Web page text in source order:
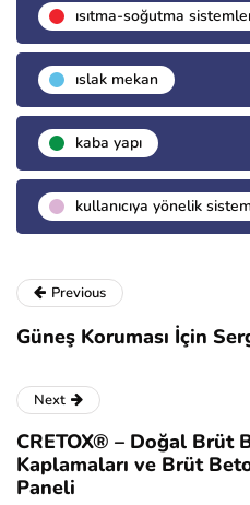
isıtma-soğutma
islak mekan
kaba yapı
kullanıcıya yönelik
Previous
Güneş Koruması İçin
Next
CRETOX® – Doğal Brüt
Kaplamaları ve Brüt
Paneli